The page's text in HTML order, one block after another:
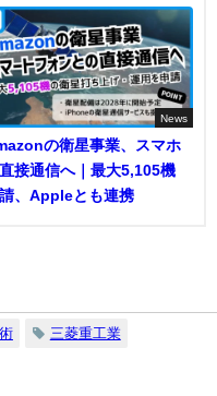
News
の衛星事業、スマホ
接通信へ｜最大5,105機
、Appleとも連携
三菱重工業